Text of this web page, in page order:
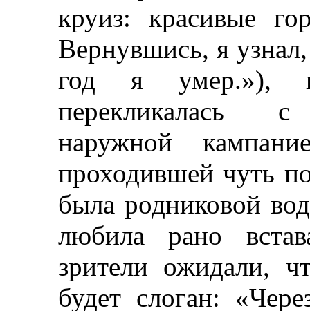
круиз: красивые
Вернувшись, я
год я умер.»),
перекликалась с
наружной
проходившей чуть
была родниковой
любила рано
зрители ожидали,
будет слоган: